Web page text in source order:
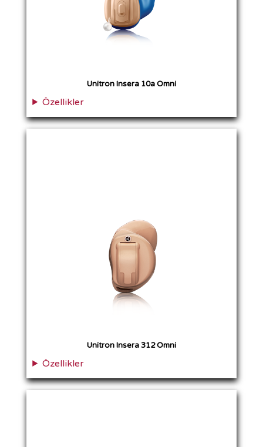
Unitron Insera 10a Omni
Özellikler
Unitron Insera 312 Omni
Özellikler